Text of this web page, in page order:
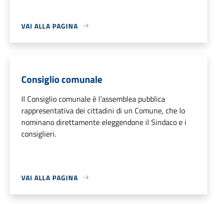
VAI ALLA PAGINA
Consiglio comunale
Il Consiglio comunale è l'assemblea pubblica
rappresentativa dei cittadini di un Comune, che lo
nominano direttamente eleggendone il Sindaco e i
consiglieri.
VAI ALLA PAGINA